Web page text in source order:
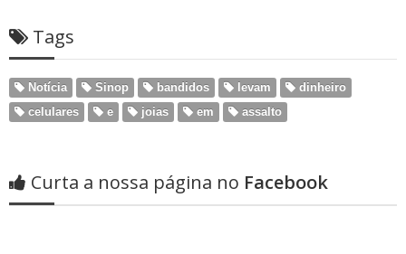
Tags
Notícia Sinop bandidos levam
dinheiro
celulares
e joias em assalto
Curta a nossa página no Facebook